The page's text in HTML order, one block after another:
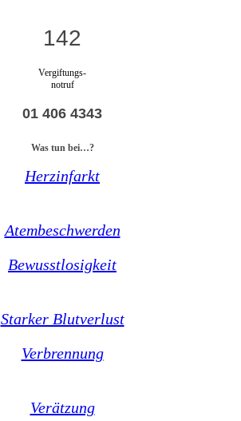
142
Vergiftungs-
notruf
01 406 4343
Was tun bei…?
Herzinfarkt
Atembeschwerden
Bewusstlosigkeit
Starker Blutverlust
Verbrennung
Verätzung